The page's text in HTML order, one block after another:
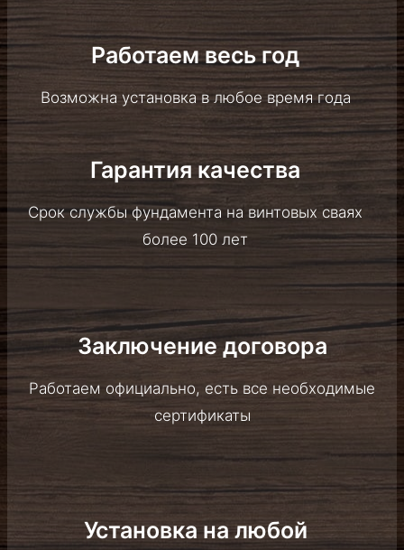
Работаем весь год
Возможна установка в любое время года
Гарантия качества
Срок службы фундамента на винтовых сваях
более 100 лет
Заключение договора
Работаем официально, есть все необходимые
Установка на любой местности
Возможность установки фундамента на